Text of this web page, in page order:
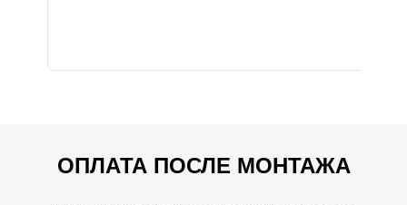
ОПЛАТА ПОСЛЕ МОНТАЖА